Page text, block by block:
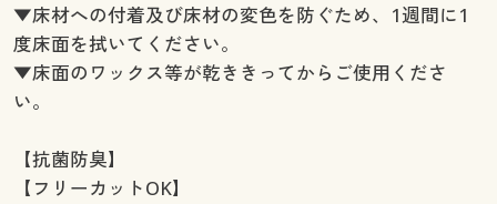
▼床材への付着及び床材の変色を防ぐため、1週間に1
度床面を拭いてください。
▼床面のワックス等が乾ききってからご使用くださ
い。
【抗菌防臭】
【フリーカットOK】